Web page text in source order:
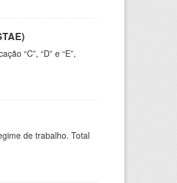
“C”, “D” e “E”,
de trabalho. Total